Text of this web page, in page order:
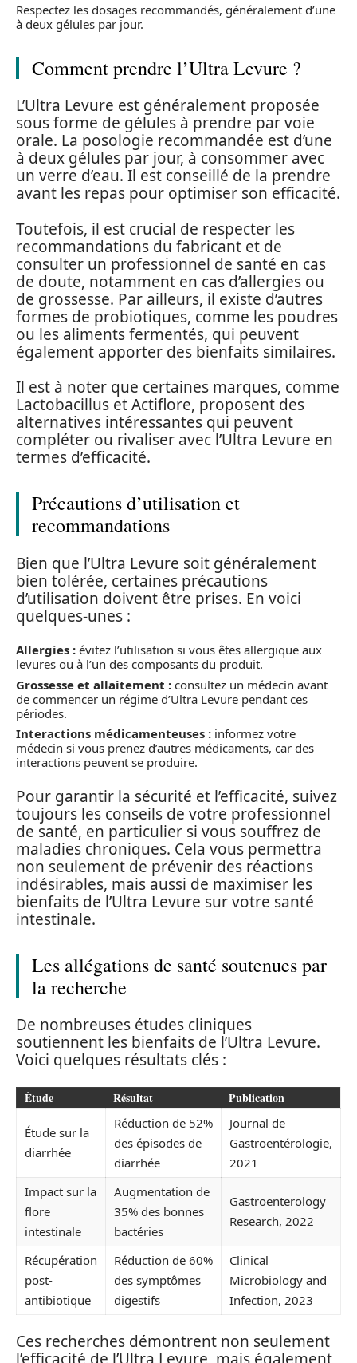
Respectez les dosages recommandés, généralement d’une
à deux gélules par jour.
Comment prendre l’Ultra Levure ?
L’Ultra Levure est généralement proposée
sous forme de gélules à prendre par voie
orale. La posologie recommandée est d’une
à deux gélules par jour, à consommer avec
un verre d’eau. Il est conseillé de la prendre
avant les repas pour optimiser son efficacité.
Toutefois, il est crucial de respecter les
recommandations du fabricant et de
consulter un professionnel de santé en cas
de doute, notamment en cas d’allergies ou
de grossesse. Par ailleurs, il existe d’autres
formes de probiotiques, comme les poudres
ou les aliments fermentés, qui peuvent
également apporter des bienfaits similaires.
Il est à noter que certaines marques, comme
Lactobacillus et Actiflore, proposent des
alternatives intéressantes qui peuvent
compléter ou rivaliser avec l’Ultra Levure en
termes d’efficacité.
Précautions d’utilisation et
recommandations
Bien que l’Ultra Levure soit généralement
bien tolérée, certaines précautions
d’utilisation doivent être prises. En voici
quelques-unes :
Allergies : évitez l’utilisation si vous êtes allergique aux
levures ou à l’un des composants du produit.
Grossesse et allaitement : consultez un médecin avant
de commencer un régime d’Ultra Levure pendant ces
périodes.
Interactions médicamenteuses : informez votre
médecin si vous prenez d’autres médicaments, car des
interactions peuvent se produire.
Pour garantir la sécurité et l’efficacité, suivez
toujours les conseils de votre professionnel
de santé, en particulier si vous souffrez de
maladies chroniques. Cela vous permettra
non seulement de prévenir des réactions
indésirables, mais aussi de maximiser les
bienfaits de l’Ultra Levure sur votre santé
intestinale.
Les allégations de santé soutenues par
la recherche
De nombreuses études cliniques
soutiennent les bienfaits de l’Ultra Levure.
Voici quelques résultats clés :
Étude Résultat Publication
Étude sur la
diarrhée
Réduction de 52%
des épisodes de
diarrhée
Journal de
Gastroentérologie,
2021
Impact sur la
flore
intestinale
Augmentation de
35% des bonnes
bactéries
Gastroenterology
Research, 2022
Récupération
post-
antibiotique
Réduction de 60%
des symptômes
digestifs
Clinical
Microbiology and
Infection, 2023
Ces recherches démontrent non seulement